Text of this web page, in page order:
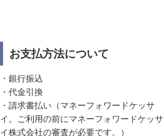
お支払方法について
・銀行振込
・代金引換
・請求書払い（マネーフォワードケッサ
イ。ご利用の前にマネーフォワードケッサ
イ株式会社の審査が必要です。）